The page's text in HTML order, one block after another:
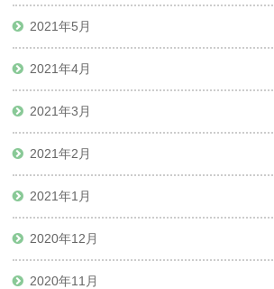
2021年5月
2021年4月
2021年3月
2021年2月
2021年1月
2020年12月
2020年11月